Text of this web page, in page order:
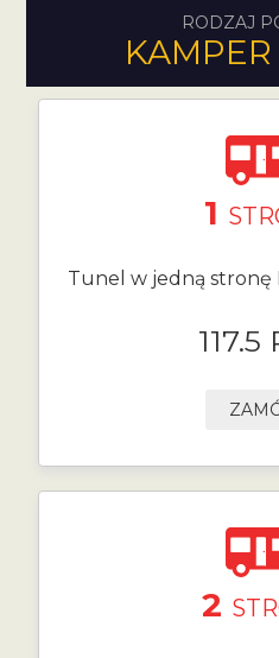
RODZAJ
1
Tunel w jedną stronę
117.5
2